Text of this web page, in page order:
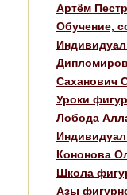
Артём
Обучение,
Саханович
Уроки
Лобода
Кононова
Школа
Азы